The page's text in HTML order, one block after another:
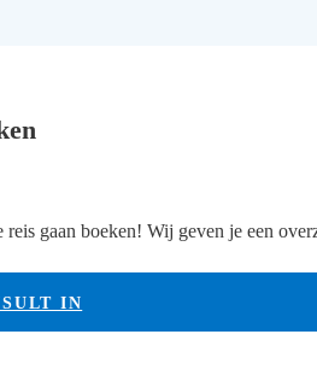
gaan boeken! Wij geven je een
IN